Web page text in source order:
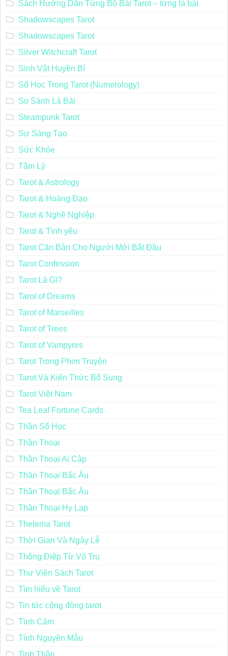
Sách Hướng Dẫn Từng Bộ Bài Tarot – từng lá bài
Shadowscapes Tarot
Shadowscapes Tarot
Silver Witchcraft Tarot
Sinh Vật Huyền Bí
Số Học Trong Tarot (Numerology)
So Sánh Lá Bài
Steampunk Tarot
Sự Sáng Tạo
Sức Khỏe
Tâm Lý
Tarot & Astrology
Tarot & Hoàng Đạo
Tarot & Nghề Nghiệp
Tarot & Tình yêu
Tarot Căn Bản Cho Người Mới Bắt Đầu
Tarot Confession
Tarot Là Gì?
Tarot of Dreams
Tarot of Marseilles
Tarot of Trees
Tarot of Vampyres
Tarot Trong Phim Truyện
Tarot Và Kiến Thức Bổ Sung
Tarot Việt Nam
Tea Leaf Fortune Cards
Thần Số Học
Thần Thoại
Thần Thoại Ai Cập
Thần Thoại Bắc Âu
Thần Thoại Bắc Âu
Thần Thoại Hy Lạp
Thelema Tarot
Thời Gian Và Ngày Lễ
Thông Điệp Từ Vũ Trụ
Thư Viện Sách Tarot
Tìm hiểu về Tarot
Tin tức cộng đồng tarot
Tình Cảm
Tính Nguyên Mẫu